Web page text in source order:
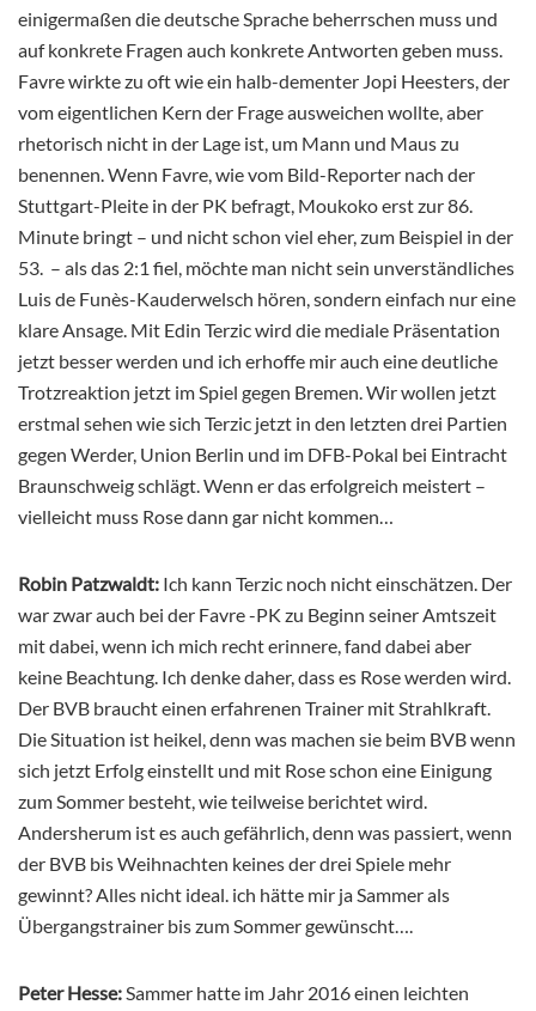
einigermaßen die deutsche Sprache beherrschen muss und
auf konkrete Fragen auch konkrete Antworten geben muss.
Favre wirkte zu oft wie ein halb-dementer Jopi Heesters, der
vom eigentlichen Kern der Frage ausweichen wollte, aber
rhetorisch nicht in der Lage ist, um Mann und Maus zu
benennen. Wenn Favre, wie vom Bild-Reporter nach der
Stuttgart-Pleite in der PK befragt, Moukoko erst zur 86.
Minute bringt – und nicht schon viel eher, zum Beispiel in der
53. – als das 2:1 fiel, möchte man nicht sein unverständliches
Luis de Funès-Kauderwelsch hören, sondern einfach nur eine
klare Ansage. Mit Edin Terzic wird die mediale Präsentation
jetzt besser werden und ich erhoffe mir auch eine deutliche
Trotzreaktion jetzt im Spiel gegen Bremen. Wir wollen jetzt
erstmal sehen wie sich Terzic jetzt in den letzten drei Partien
gegen Werder, Union Berlin und im DFB-Pokal bei Eintracht
Braunschweig schlägt. Wenn er das erfolgreich meistert –
vielleicht muss Rose dann gar nicht kommen…
Robin Patzwaldt: Ich kann Terzic noch nicht einschätzen. Der
war zwar auch bei der Favre -PK zu Beginn seiner Amtszeit
mit dabei, wenn ich mich recht erinnere, fand dabei aber
keine Beachtung. Ich denke daher, dass es Rose werden wird.
Der BVB braucht einen erfahrenen Trainer mit Strahlkraft.
Die Situation ist heikel, denn was machen sie beim BVB wenn
sich jetzt Erfolg einstellt und mit Rose schon eine Einigung
zum Sommer besteht, wie teilweise berichtet wird.
Andersherum ist es auch gefährlich, denn was passiert, wenn
der BVB bis Weihnachten keines der drei Spiele mehr
gewinnt? Alles nicht ideal. ich hätte mir ja Sammer als
Übergangstrainer bis zum Sommer gewünscht….
Peter Hesse: Sammer hatte im Jahr 2016 einen leichten